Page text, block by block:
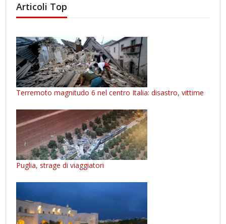
Articoli Top
Terremoto magnitudo 6 nel centro Italia: disastro, vittime
Puglia, strage di viaggiatori